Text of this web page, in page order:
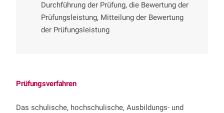
Durchführung der Prüfung, die Bewertung der
Prüfungsleistung, Mitteilung der Bewertung
der Prüfungsleistung
Prüfungsverfahren
Das schulische, hochschulische, Ausbildungs- und